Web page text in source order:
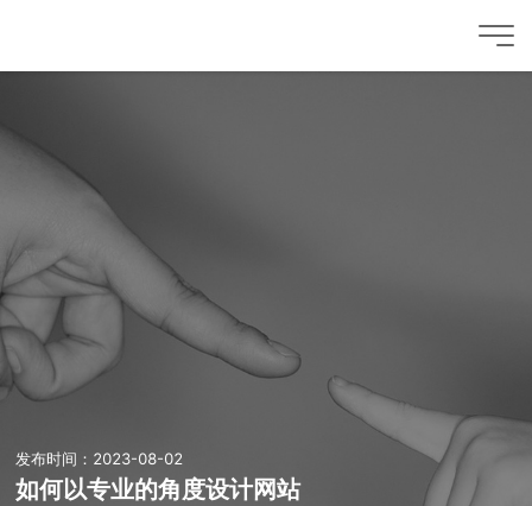
发布时间：2023-08-02
如何以专业的角度设计网站